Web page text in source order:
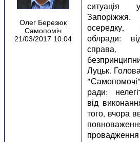
Олег Березюк
Самопоміч
21/03/2017 10:04
ситуація
Запоріжжя.
осередку,
облради:
справа,
Луцьк.
ради:
від
того, вчора
провадження